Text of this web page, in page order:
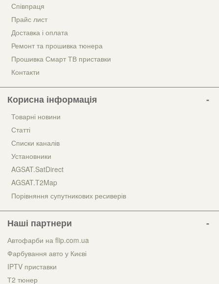
Співпраця
Прайс лист
Доставка і оплата
Ремонт та прошивка тюнера
Прошивка Смарт ТВ приставки
Контакти
Корисна інформація
Товарні новини
Статті
Списки каналів
Установники
AGSAT.SatDirect
AGSAT.T2Map
Порівняння супутникових ресиверів
Наші партнери
Автофарби на flip.com.ua
Фарбування авто у Києві
IPTV приставки
Т2 тюнер